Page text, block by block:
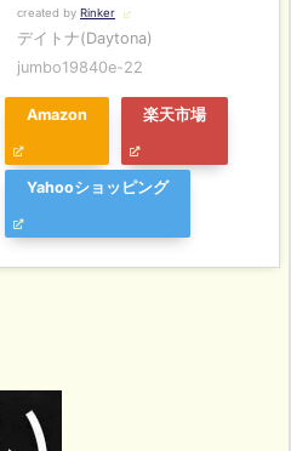
created by Rinker
デイトナ(Daytona)
jumbo19840e-22
Amazon 楽天市場
Yahooショッピング